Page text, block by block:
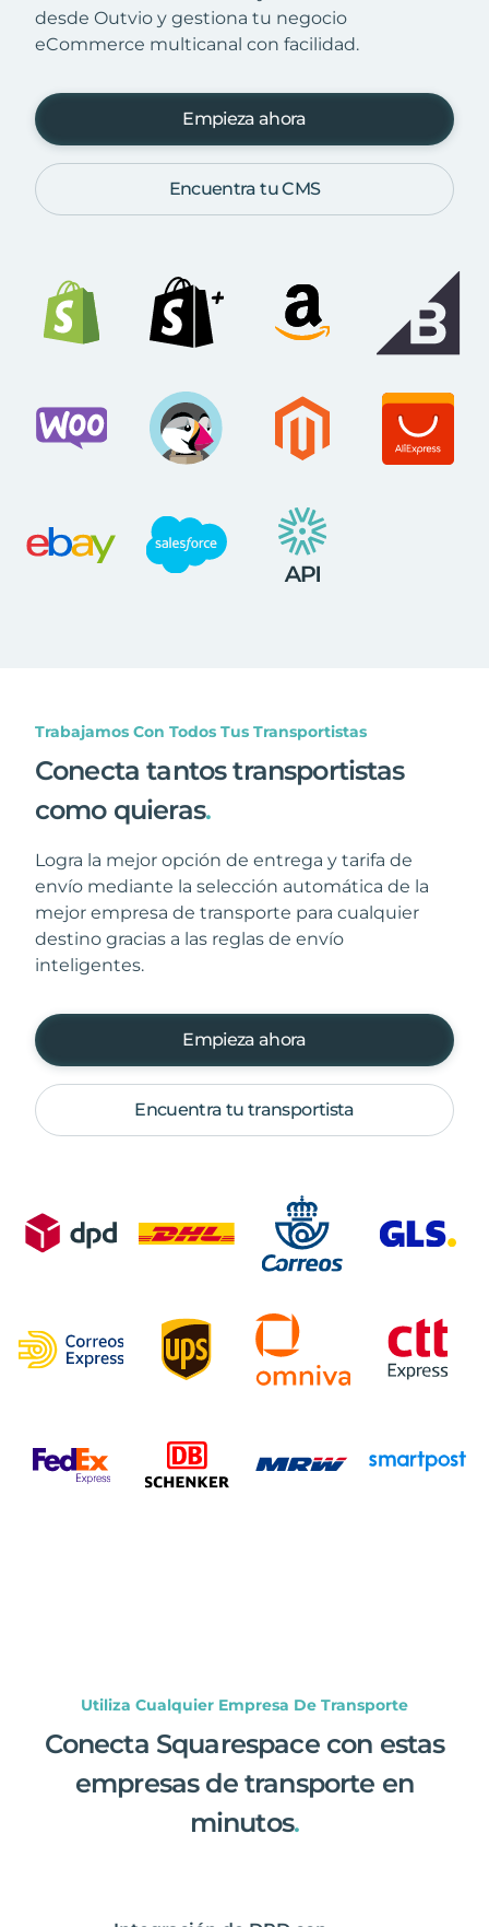
desde Outvio y gestiona tu negocio
eCommerce multicanal con facilidad.
Empieza ahora
Encuentra tu CMS
Trabajamos Con Todos Tus Transportistas
Conecta tantos transportistas
como quieras.
Logra la mejor opción de entrega y tarifa de
envío mediante la selección automática de la
mejor empresa de transporte para cualquier
destino gracias a las reglas de envío
inteligentes.
Empieza ahora
Encuentra tu transportista
Utiliza Cualquier Empresa De Transporte
Conecta Squarespace con estas
empresas de transporte en
minutos.